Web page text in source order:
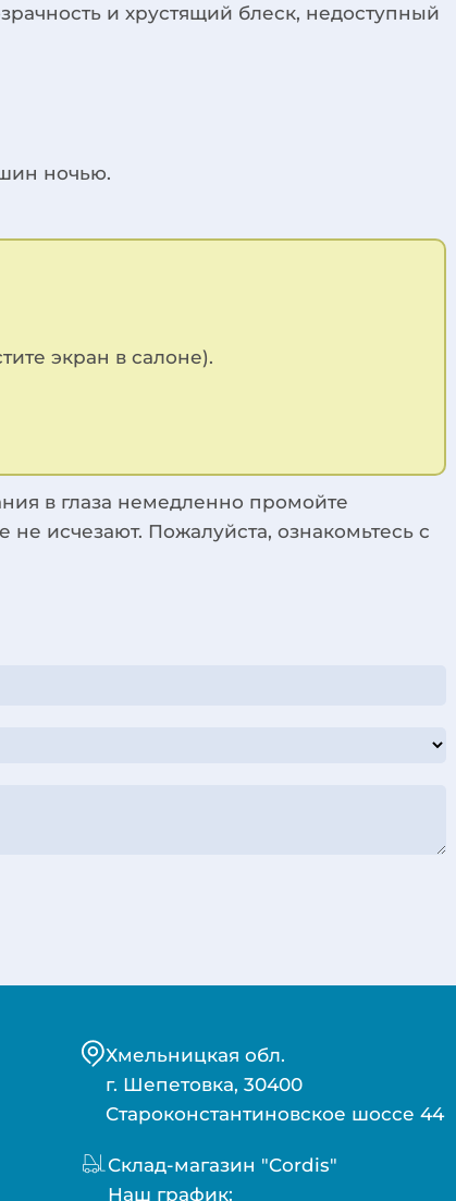
и хрустящий блеск, недоступный
ночью.
экран в салоне).
в глаза немедленно промойте
исчезают. Пожалуйста, ознакомьтесь с
Хмельницкая обл.
г. Шепетовка, 30400
Староконстантиновское шоссе 44
Склад-магазин "Cordis"
Наш график: